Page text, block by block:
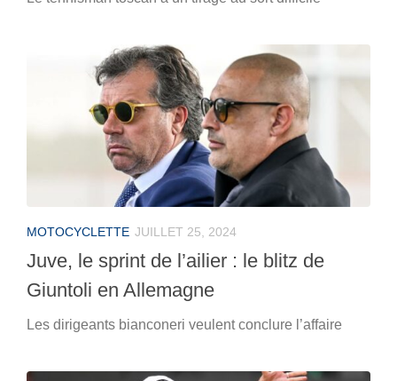
MOTOCYCLETTE JUILLET 25, 2024
Juve, le sprint de l’ailier : le blitz de
Giuntoli en Allemagne
Les dirigeants bianconeri veulent conclure l’affaire